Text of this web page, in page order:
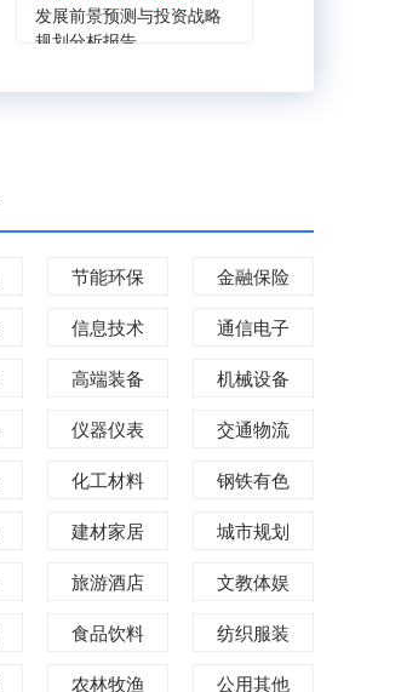
发展前景预测与投资战略
规划分析报告
节能环保
金融保险
信息技术
通信电子
高端装备
机械设备
仪器仪表
交通物流
化工材料
钢铁有色
建材家居
城市规划
旅游酒店
文教体娱
食品饮料
纺织服装
农林牧渔 公用其他